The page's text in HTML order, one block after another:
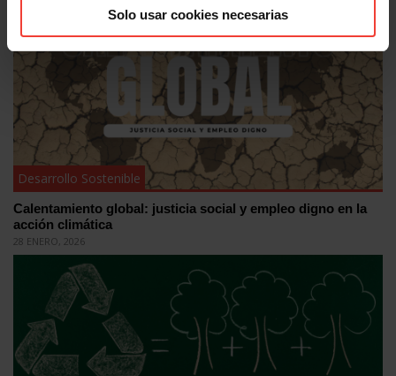
Solo usar cookies necesarias
Desarrollo Sostenible
Calentamiento global: justicia social y empleo digno en la
acción climática
28 ENERO, 2026